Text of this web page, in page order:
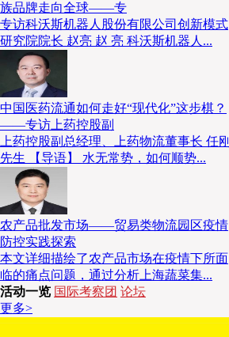
族品牌走向全球——专
专访科沃斯机器人股份有限公司创新模式
研究院院长 赵亮 赵 亮 科沃斯机器人...
中国医药流通如何走好“现代化”这步棋？
——专访上药控股副
上药控股副总经理、上药物流董事长 任刚
先生 【导语】 水无常势，如何顺势...
农产品批发市场——贸易类物流园区疫情
防控实践探索
本文详细描绘了农产品市场在疫情下所面
临的痛点问题，通过分析上海蔬菜集...
活动一览 国际考察团 论坛
更多>